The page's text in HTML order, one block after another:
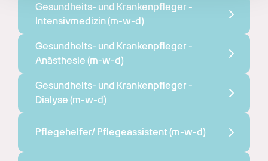
Gesundheits- und Krankenpfleger -
Intensivmedizin (m-w-d)
Gesundheits- und Krankenpfleger -
Anästhesie (m-w-d)
Gesundheits- und Krankenpfleger -
Dialyse (m-w-d)
Pflegehelfer/ Pflegeassistent (m-w-d)